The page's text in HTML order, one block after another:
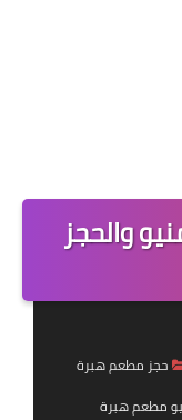
والحجز
حجز مطعم هبرة
مطعم هبرة